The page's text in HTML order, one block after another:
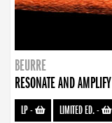
BEURRE
RESONATE AND AMPLIFY
LP- LIMITED ED.-